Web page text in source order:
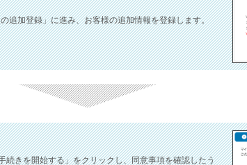
追加登録」に進み、お客様の追加情報を登録します。
続きを開始する」をクリックし、同意事項を確認したう